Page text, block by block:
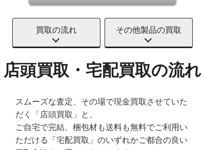
買取の流れ その他製品の買取
店頭買取・宅配買取の流れ
スムーズな査定、その場で現金買取させていた
だく「店頭買取」と、
ご自宅で完結、梱包材も送料も無料でご利用い
ただける「宅配買取」のいずれかご都合の良い